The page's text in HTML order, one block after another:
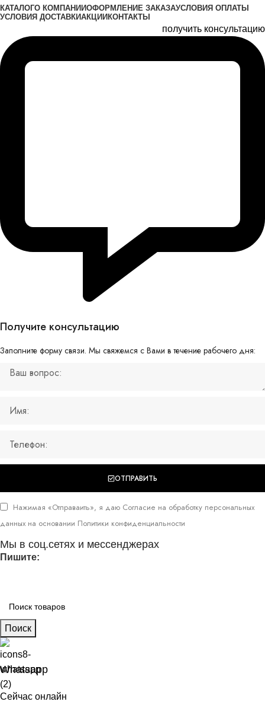
КАТАЛОГО КОМПАНИИОФОРМЛЕНИЕ ЗАКАЗАУСЛОВИЯ ОПЛАТЫ
УСЛОВИЯ ДОСТАВКИАКЦИИ КОНТАКТЫ
получить консультацию
Получите консультацию
Заполните форму связи. Мы свяжемся с Вами в течение рабочего дня:
Нажимая «Отправаить», я даю Согласие на обработку персональных
данных на основании Политики конфиденциальности
ОТПРАВИТЬ
Мы в соц.сетях и мессенджерах
Пишите:
Поиск
Whatsapp
Сейчас онлайн